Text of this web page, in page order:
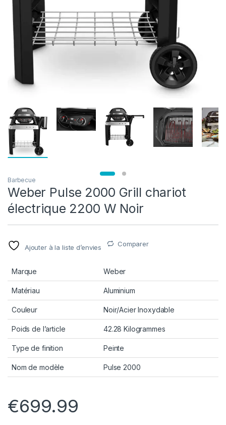
Barbecue
Weber Pulse 2000 Grill chariot
électrique 2200 W Noir
Ajouter à la liste d’envies Comparer
Marque Weber
Matériau Aluminium
Couleur Noir/Acier Inoxydable
Poids de l’article 42.28 Kilogrammes
Type de finition Peinte
Nom de modèle Pulse 2000
€699.99